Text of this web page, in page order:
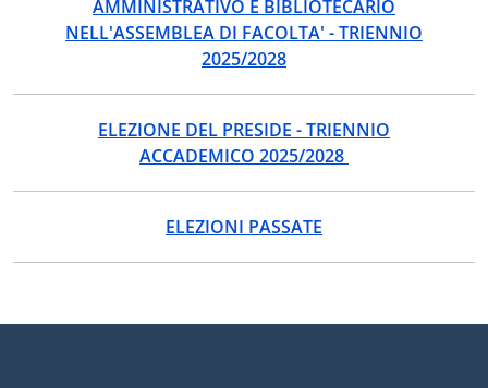
AMMINISTRATIVO E BIBLIOTECARIO
NELL'ASSEMBLEA DI FACOLTA' - TRIENNIO
2025/2028
ELEZIONE DEL PRESIDE - TRIENNIO
ACCADEMICO 2025/2028
ELEZIONI PASSATE